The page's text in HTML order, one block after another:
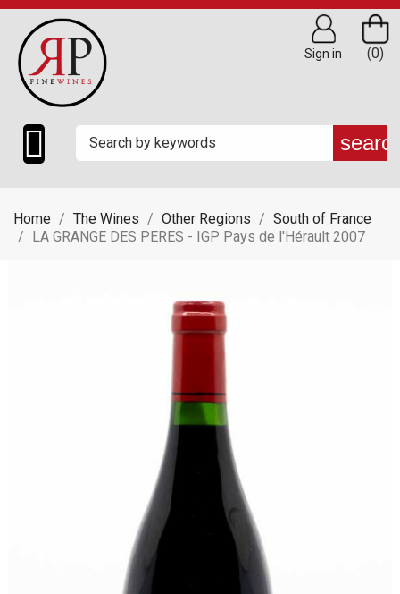

(0)
Sign in
Home The Wines Other Regions
South of France
LA GRANGE DES PERES - IGP Pays de l'Hérault 2007